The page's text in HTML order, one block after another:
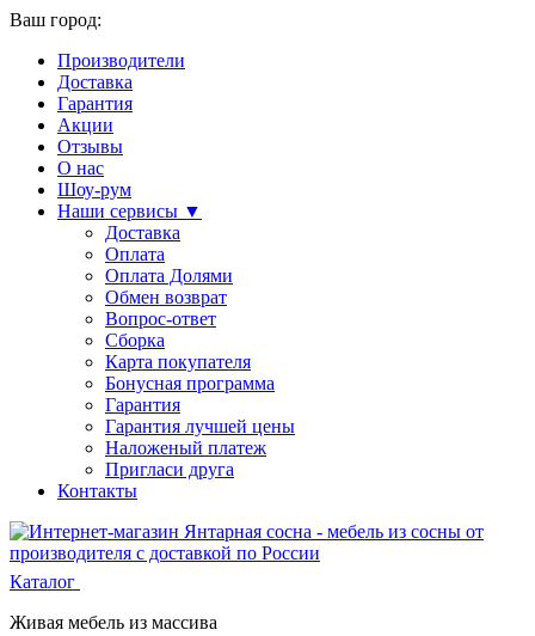
Ваш город:
Производители
Доставка
Гарантия
Акции
Отзывы
О нас
Шоу-рум
Наши сервисы ▼
Доставка
Оплата
Оплата Долями
Обмен возврат
Вопрос-ответ
Сборка
Карта покупателя
Бонусная программа
Гарантия
Гарантия лучшей цены
Наложеный платеж
Пригласи друга
Контакты
Каталог
Живая мебель из массива